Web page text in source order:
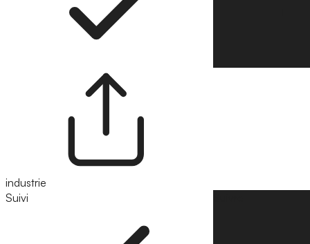
industrie
Suivi